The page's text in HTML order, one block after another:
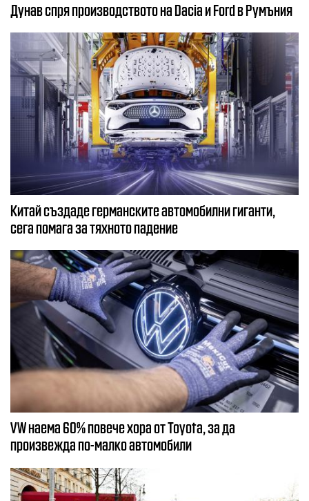
Дунав спря производството на Dacia и Ford в Румъния
Китай създаде германските автомобилни гиганти,
сега помага за тяхното падение
VW наема 60% повече хора от Toyota, за да
произвежда по-малко автомобили